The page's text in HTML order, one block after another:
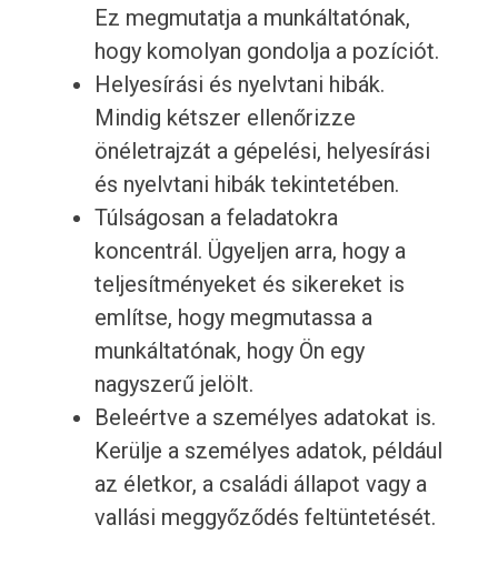
Ez megmutatja a munkáltatónak,
hogy komolyan gondolja a pozíciót.
Helyesírási és nyelvtani hibák.
Mindig kétszer ellenőrizze
önéletrajzát a gépelési, helyesírási
és nyelvtani hibák tekintetében.
Túlságosan a feladatokra
koncentrál. Ügyeljen arra, hogy a
teljesítményeket és sikereket is
említse, hogy megmutassa a
munkáltatónak, hogy Ön egy
nagyszerű jelölt.
Beleértve a személyes adatokat is.
Kerülje a személyes adatok, például
az életkor, a családi állapot vagy a
vallási meggyőződés feltüntetését.